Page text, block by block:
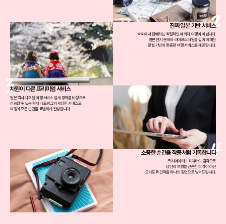
진짜 일본 기반 서비스
해외에서 판매하는 획일적인 패키지 여행이 아닙니다.
일본 현지 문화와 라이프스타일을 깊이 이해한
로컬 기반의 맞춤형 여행 서비스를 제공합니다.
차원이 다른 프리미엄 서비스
일본 럭셔리 호텔·여행 서비스 업계 경력을 바탕으로
신뢰할 수 있는 현지 네트워크와 세심한 서비스로
여행의 모든 순간을 특별하게 완성합니다.
소중한 순간을 작품처럼 기록합니다
크리에이티브 디렉터의 감각으로
당신의 여행을 단순한 추억이 아닌
오래도록 간직할 하나의 장면으로 남겨드립니다.